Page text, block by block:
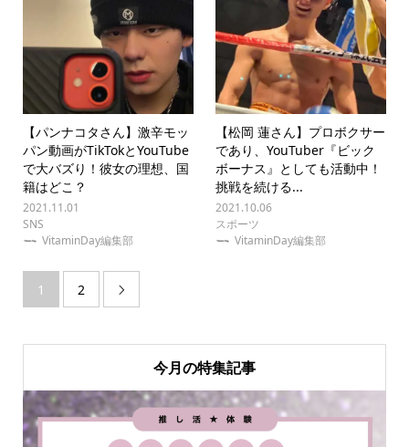
【パンナコタさん】激辛モッ
パン動画がTikTokとYouTube
で大バズり！彼女の理想、国
籍はどこ？
2021.11.01
SNS
VitaminDay編集部
【松岡 蓮さん】プロボクサー
であり、YouTuber『ビック
ボーナス』としても活動中！
挑戦を続ける...
2021.10.06
スポーツ
VitaminDay編集部
1 2 
今月の特集記事